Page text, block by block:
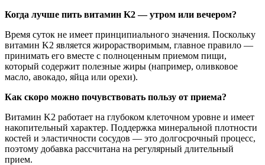
Когда лучше пить витамин K2 — утром или вечером?
Время суток не имеет принципиального значения. Поскольку
витамин K2 является жирорастворимым, главное правило —
принимать его вместе с полноценным приемом пищи,
который содержит полезные жиры (например, оливковое
масло, авокадо, яйца или орехи).
Как скоро можно почувствовать пользу от приема?
Витамин K2 работает на глубоком клеточном уровне и имеет
накопительный характер. Поддержка минеральной плотности
костей и эластичности сосудов — это долгосрочный процесс,
поэтому добавка рассчитана на регулярный длительный
прием.